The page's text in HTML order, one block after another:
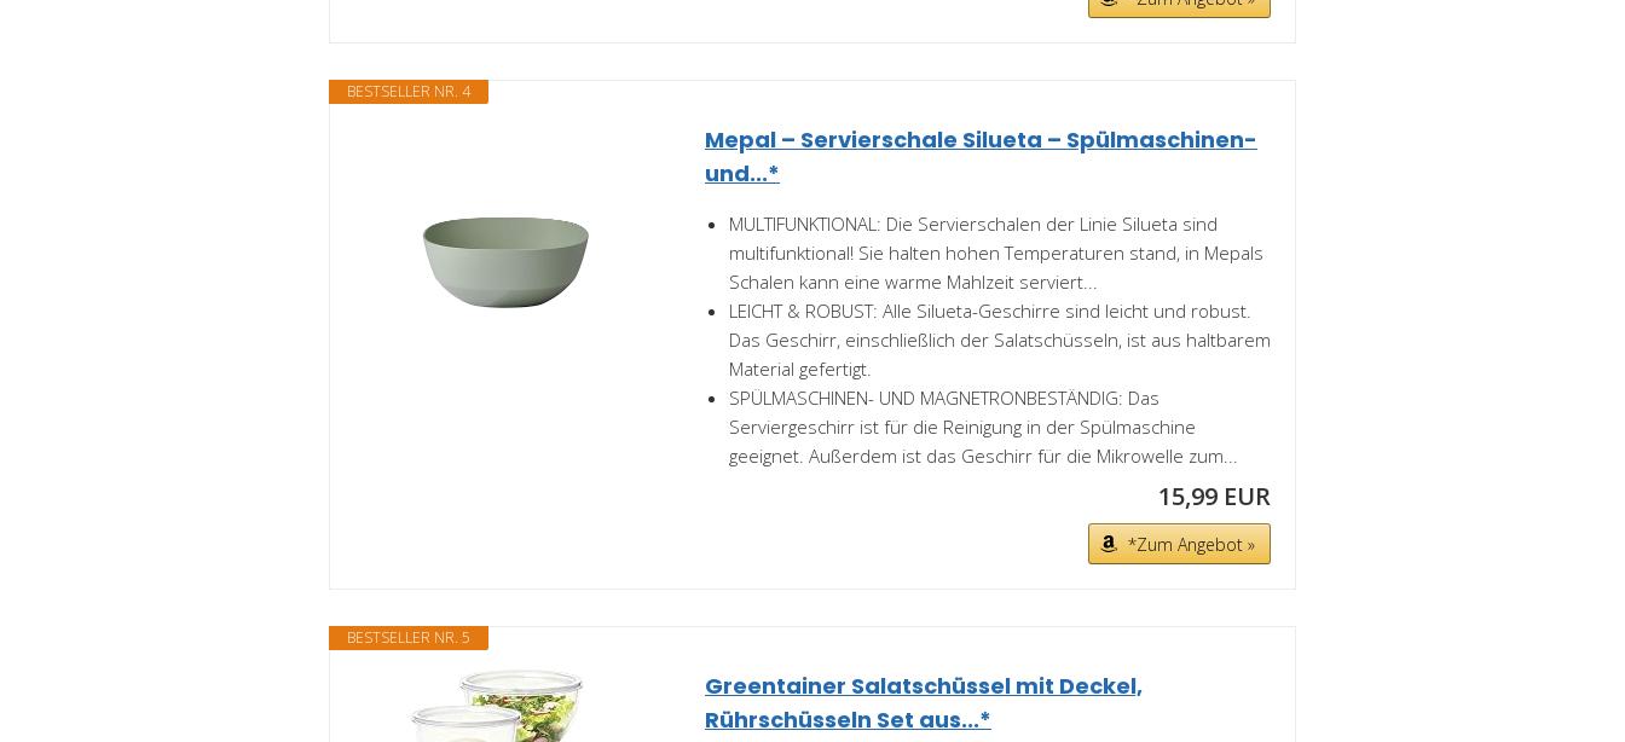
BESTSELLER NR. 4
Mepal – Servierschale Silueta – Spülmaschinen-
und...*
MULTIFUNKTIONAL: Die Servierschalen der Linie Silueta sind
multifunktional! Sie halten hohen Temperaturen stand, in Mepals
Schalen kann eine warme Mahlzeit serviert...
LEICHT & ROBUST: Alle Silueta-Geschirre sind leicht und robust.
Das Geschirr, einschließlich der Salatschüsseln, ist aus haltbarem
Material gefertigt.
SPÜLMASCHINEN- UND MAGNETRONBESTÄNDIG: Das
Serviergeschirr ist für die Reinigung in der Spülmaschine
geeignet. Außerdem ist das Geschirr für die Mikrowelle zum...
15,99 EUR
*Zum Angebot »
BESTSELLER NR. 5
Greentainer Salatschüssel mit Deckel,
Rührschüsseln Set aus...*